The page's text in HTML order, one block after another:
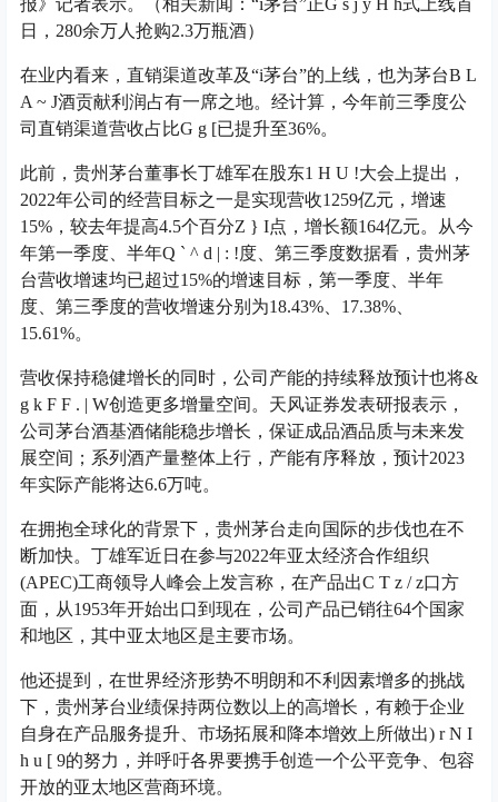
日，280余万人抢购2.3万瓶酒）
在业内看来，直销渠道改革及“i茅台”的上线，也为茅台B L
A ~ J酒贡献利润占有一席之地。经计算，今年前三季度公
司直销渠道营收占比G g [已提升至36%。
此前，贵州茅台董事长丁雄军在股东1 H U !大会上提出，
2022年公司的经营目标之一是实现营收1259亿元，增速
15%，较去年提高4.5个百分Z } I点，增长额164亿元。从今
年第一季度、半年Q ` ^ d | : !度、第三季度数据看，贵州茅
台营收增速均已超过15%的增速目标，第一季度、半年
度、第三季度的营收增速分别为18.43%、17.38%、
15.61%。
营收保持稳健增长的同时，公司产能的持续释放预计也将&
g k F F . | W创造更多增量空间。天风证券发表研报表示，
公司茅台酒基酒储能稳步增长，保证成品酒品质与未来发
展空间；系列酒产量整体上行，产能有序释放，预计2023
年实际产能将达6.6万吨。
在拥抱全球化的背景下，贵州茅台走向国际的步伐也在不
断加快。丁雄军近日在参与2022年亚太经济合作组织
(APEC)工商领导人峰会上发言称，在产品出C T z / z口方
面，从1953年开始出口到现在，公司产品已销往64个国家
和地区，其中亚太地区是主要市场。
他还提到，在世界经济形势不明朗和不利因素增多的挑战
下，贵州茅台业绩保持两位数以上的高增长，有赖于企业
自身在产品服务提升、市场拓展和降本增效上所做出) r N I
h u [ 9的努力，并呼吁各界要携手创造一个公平竞争、包容
开放的亚太地区营商环境。